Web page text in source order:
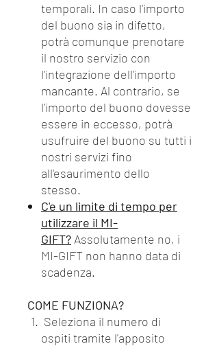
temporali. In caso l'importo
del buono sia in difetto,
potrà comunque prenotare
il nostro servizio con
l'integrazione dell'importo
mancante. Al contrario, se
l'importo del buono dovesse
essere in eccesso, potrà
usufruire del buono su tutti i
nostri servizi fino
all'esaurimento dello
stesso.
C'e un limite di tempo per
utilizzare il MI-
GIFT? Assolutamente no, i
MI-GIFT non hanno data di
scadenza.
COME FUNZIONA?
Seleziona il numero di
ospiti tramite l'apposito